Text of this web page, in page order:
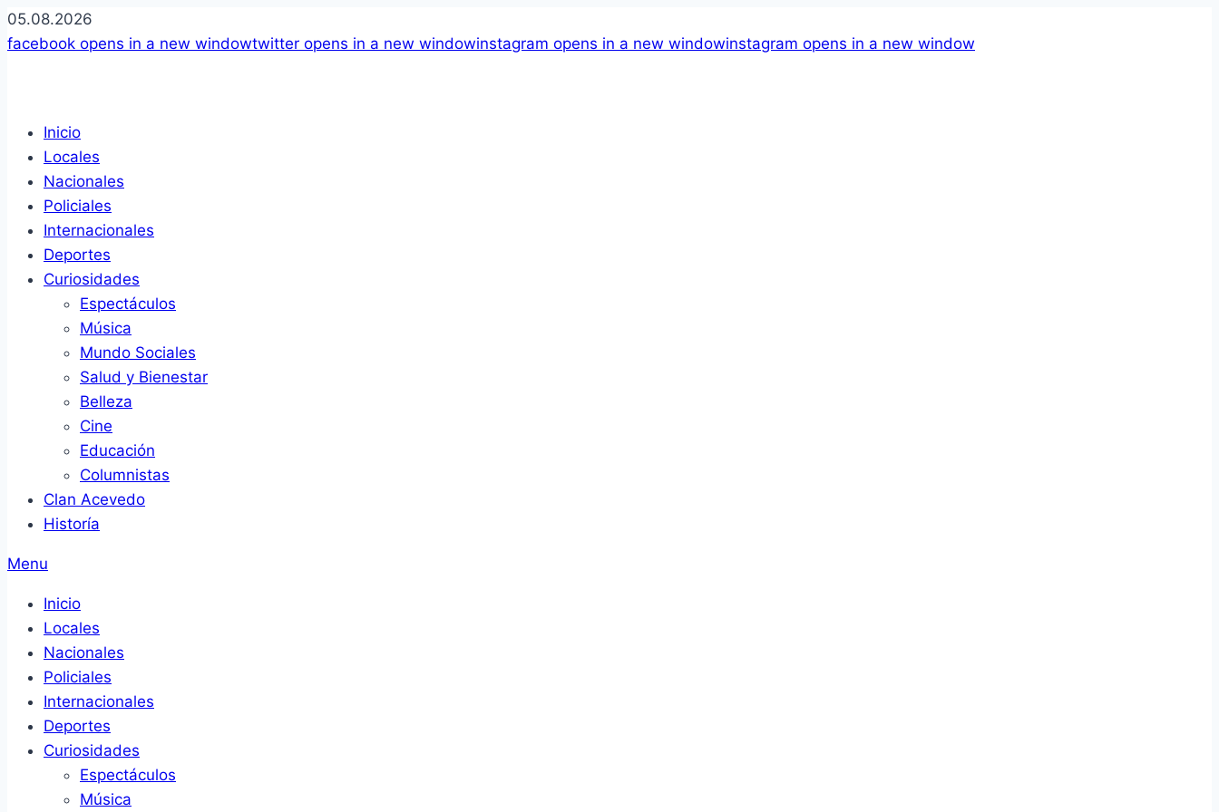
05.08.2026
facebook opens in a new windowtwitter opens in a new windowinstagram opens in a new windowinstagram opens in a new window
Inicio
Locales
Nacionales
Policiales
Internacionales
Deportes
Curiosidades
Espectáculos
Música
Mundo Sociales
Salud y Bienestar
Belleza
Cine
Educación
Columnistas
Clan Acevedo
Historía
Menu
Inicio
Locales
Nacionales
Policiales
Internacionales
Deportes
Curiosidades
Espectáculos
Música